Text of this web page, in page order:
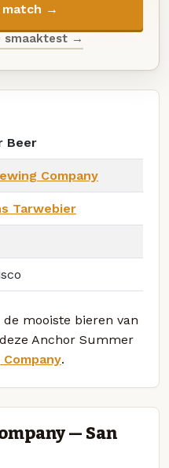
match →
smaaktest →
Beer
Company
Tarwebier
mooiste bieren van
Anchor Summer
.
— San